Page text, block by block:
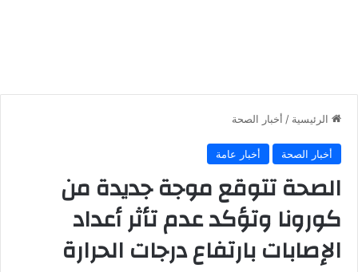
الرئيسية / أخبار الصحة
أخبار الصحة أخبار عامة
الصحة تتوقع موجة جديدة من
كورونا وتؤكد عدم تأثر أعداد
الإصابات بارتفاع درجات الحرارة